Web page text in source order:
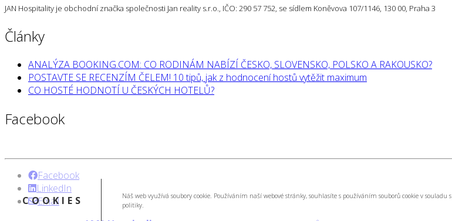
COOKIES Náš web využívá soubory cookie. Používáním naší webové stránky, souhlasíte s používáním souborů cookie v souladu s
politiky.
JAN Hospitality je obchodní značka společnosti Jan reality s.r.o., IČO: 290 57 752, se sídlem Koněvova 107/1146, 130 00, Praha 3
Články
ANALÝZA BOOKING.COM: CO RODINÁM NABÍZÍ ČESKO, SLOVENSKO, POLSKO A RAKOUSKO?
POSTAVTE SE RECENZÍM ČELEM! 10 tipů, jak z hodnocení hostů vytěžit maximum
CO HOSTÉ HODNOTÍ U ČESKÝCH HOTELŮ?
Facebook
Facebook
LinkedIn
Email